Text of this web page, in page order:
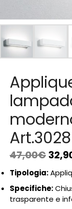
Art.3028
47,00€
Tipologia:
Specifiche:
trasparente e